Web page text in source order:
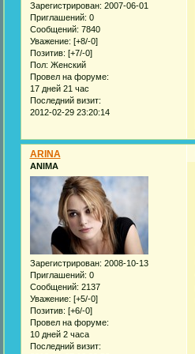
Зарегистрирован: 2007-06-01
Приглашений: 0
Сообщений: 7840
Уважение: [+8/-0]
Позитив: [+7/-0]
Пол: Женский
Провел на форуме:
17 дней 21 час
Последний визит:
2012-02-29 23:20:14
ARINA
ANIMA
Зарегистрирован: 2008-10-13
Приглашений: 0
Сообщений: 2137
Уважение: [+5/-0]
Позитив: [+6/-0]
Провел на форуме:
10 дней 2 часа
Последний визит: